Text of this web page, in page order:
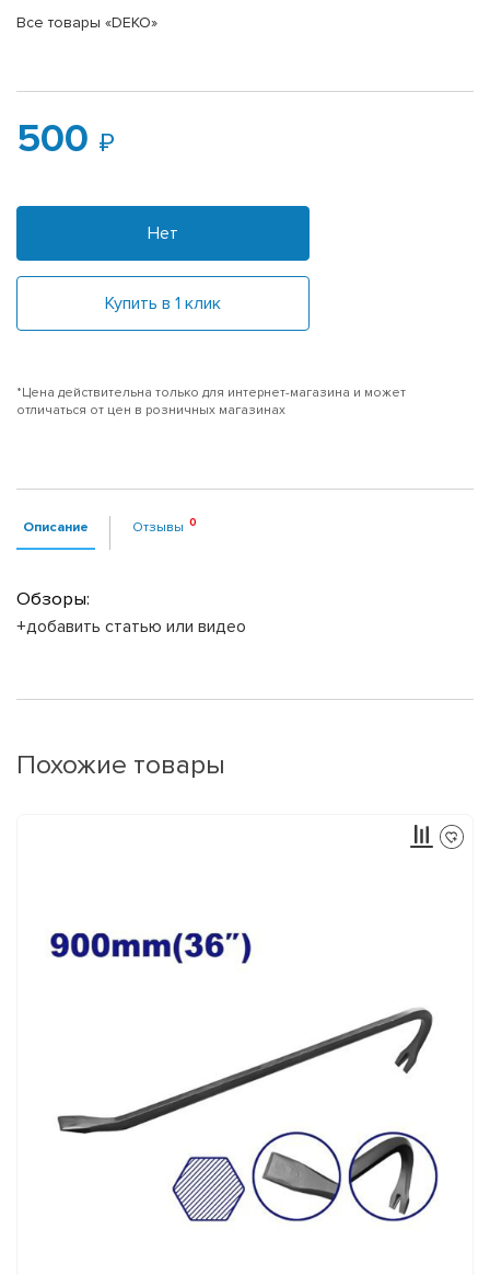
Все товары «DEKO»
500
Нет
Купить в 1 клик
*Цена действительна только для интернет-магазина и может
отличаться от цен в розничных магазинах
Описание Отзывы
Обзоры:
+добавить статью или видео
Похожие товары